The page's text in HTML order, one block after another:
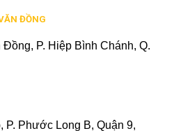
ĐỒNG
P. Hiệp Bình Chánh, Q.
P. Phước Long B, Quận 9,